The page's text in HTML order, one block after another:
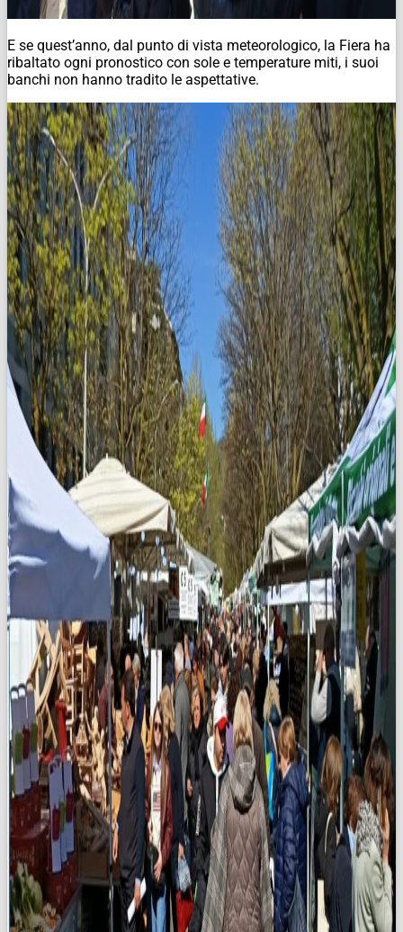
E se quest’anno, dal punto di vista meteorologico, la Fiera ha
ribaltato ogni pronostico con sole e temperature miti, i suoi
banchi non hanno tradito le aspettative.